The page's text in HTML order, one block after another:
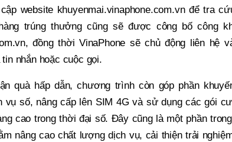
website khuyenmai.vinaphone.com.vn để tra
trúng thưởng cũng sẽ được công bố công
đồng thời VinaPhone sẽ chủ động liên hệ
nhắn hoặc cuộc gọi.
quà hấp dẫn, chương trình còn góp phần
vụ số, nâng cấp lên SIM 4G và sử dụng các gói
cao trong thời đại số. Đây cũng là một phần
nâng cao chất lượng dịch vụ, cải thiện trải